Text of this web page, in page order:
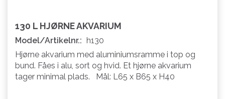
130 L HJØRNE AKVARIUM
Model/Artikelnr.: h130
Hjørne akvarium med aluminiumsramme i top og
bund. Fåes i alu, sort og hvid. Et hjørne akvarium
tager minimal plads. Mål: L65 x B65 x H40